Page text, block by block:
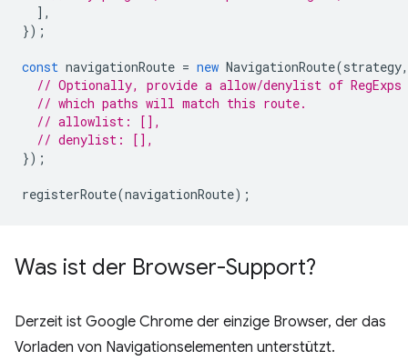
],
});
const navigationRoute = new NavigationRoute(strategy,
// Optionally, provide a allow/denylist of RegExps
// which paths will match this route.
// allowlist: [],
// denylist: [],
});
registerRoute(navigationRoute);
Was ist der Browser-Support?
Derzeit ist Google Chrome der einzige Browser, der das
Vorladen von Navigationselementen unterstützt.